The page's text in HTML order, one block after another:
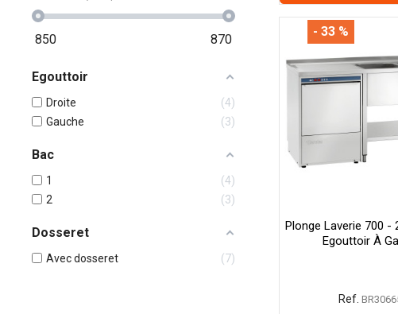
850 870
Egouttoir
Droite
4
Gauche
3
Bac
1
4
2
3
Dosseret
Avec dosseret 7
Plonge Laverie 700 -
Egouttoir À
Ref.
- 33 %